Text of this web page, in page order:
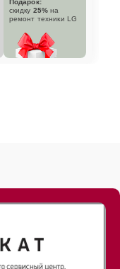
Подарок:
скидку 25% на
ремонт техники LG